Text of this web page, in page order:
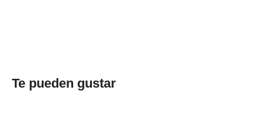
Te pueden gustar